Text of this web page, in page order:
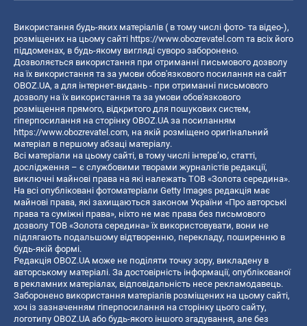
Використання будь-яких матеріалів ( в тому числі фото- та відео-),
розміщених на цьому сайті https://www.obozrevatel.com та всіх його
піддоменах, в будь-якому вигляді суворо заборонено.
Дозволяється використання при отриманні письмового дозволу
на їх використання та за умови обов'язкового посилання на сайт
OBOZ.UA, а для інтернет-видань - при отриманні письмового
дозволу на їх використання та за умови обов'язкового
розміщення прямого, відкритого для пошукових систем,
гіперпосилання на сторінку OBOZ.UA за посиланням
https://www.obozrevatel.com, на якій розміщено оригінальний
матеріал в першому абзаці матеріалу.
Всі матеріали на цьому сайті, в тому числі інтерв’ю, статті,
дослідження – є службовими творами журналістів редакції,
виключні майнові права на які належать ТОВ «Золота середина».
На всі опубліковані фотоматеріали Getty Images редакція має
майнові права, які захищаються законом України «Про авторські
права та суміжні права», ніхто не має права без письмового
дозволу ТОВ «Золота середина» їх використовувати, вони не
підлягають подальшому відтворенню, перекладу, поширенню в
будь-якій формі.
Редакція OBOZ.UA може не поділяти точку зору, викладену в
авторському матеріалі. За достовірність інформації, опублікованої
в рекламних матеріалах, відповідальність несе рекламодавець.
Заборонено використання матеріалів розміщених на цьому сайті,
хоч із зазначенням гіперпосилання на сторінку цього сайту,
логотипу OBOZ.UA або будь-якого іншого згадування, але без